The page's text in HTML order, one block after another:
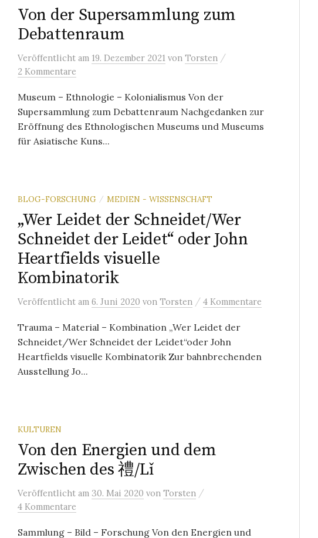
Von der Supersammlung zum
Debattenraum
Veröffentlicht am 19. Dezember 2021 von Torsten /
2 Kommentare
Museum – Ethnologie – Kolonialismus Von der
Supersammlung zum Debattenraum Nachgedanken zur
Eröffnung des Ethnologischen Museums und Museums
für Asiatische Kuns...
BLOG-FORSCHUNG / MEDIEN - WISSENSCHAFT
„Wer Leidet der Schneidet/Wer
Schneidet der Leidet“ oder John
Heartfields visuelle
Kombinatorik
Veröffentlicht am 6. Juni 2020 von Torsten / 4 Kommentare
Trauma – Material – Kombination „Wer Leidet der
Schneidet/Wer Schneidet der Leidet“oder John
Heartfields visuelle Kombinatorik Zur bahnbrechenden
Ausstellung Jo...
KULTUREN
Von den Energien und dem
Zwischen des 禮/Lǐ
Veröffentlicht am 30. Mai 2020 von Torsten /
4 Kommentare
Sammlung – Bild – Forschung Von den Energien und